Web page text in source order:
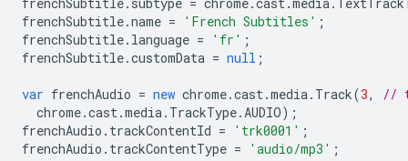
frenchSubtitle.name = 'French Subtitles' ;
frenchSubtitle. language = 'fr' ;
frenchSubtitle.customData = null ;
var frenchAudio = new chrome.cast.media. Track(3,
//
chrome.cast.media. TrackType.AUDIO);
frenchAudio . trackContentId = 'trk0001' ;
frenchAudio . trackContentType = 'audio/mp3' ;